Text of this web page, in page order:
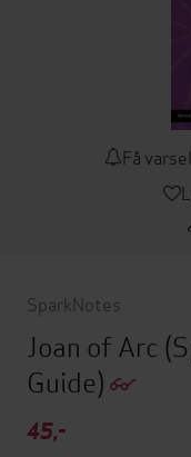
Få
SparkNotes
Joan of Arc
Guide)
45,-